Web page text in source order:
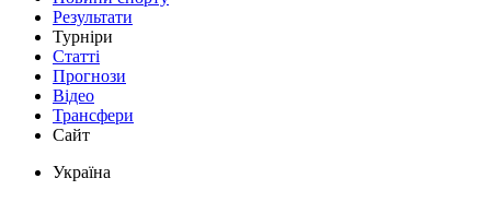
Результати
Турніри
Статті
Прогнози
Відео
Трансфери
Сайт
Україна